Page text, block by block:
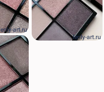
lenly-art.ru
lenly-art.ru